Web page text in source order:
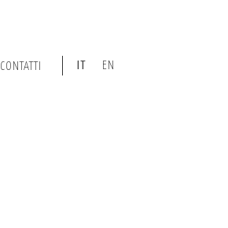
CONTATTI IT EN